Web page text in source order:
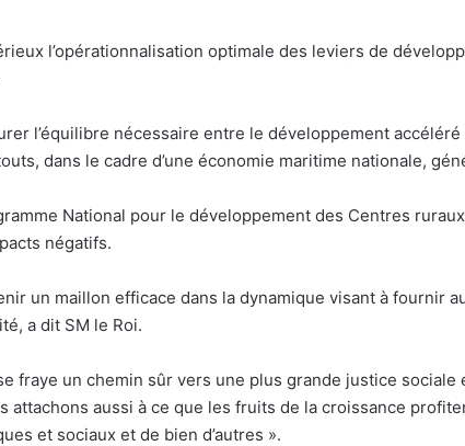
l’opérationnalisation optimale des leviers de
l’équilibre nécessaire entre le développement
dans le cadre d’une économie maritime nationale,
National pour le développement des Centres
négatifs.
un maillon efficace dans la dynamique visant à fournir
a dit SM le Roi.
fraye un chemin sûr vers une plus grande justice
attachons aussi à ce que les fruits de la croissance
et sociaux et de bien d’autres ».